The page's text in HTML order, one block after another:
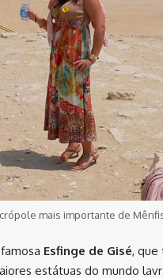
mais importante de
Esfinge de Gisé, que
estátuas do mundo